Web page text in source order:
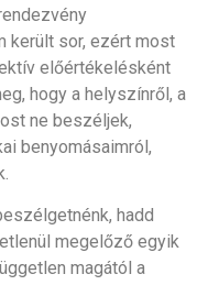
került sor, ezért most
előértékelésként
hogy a helyszínről, a
ne beszéljek,
benyomásaimról,
hadd
megelőző egyik
magától a